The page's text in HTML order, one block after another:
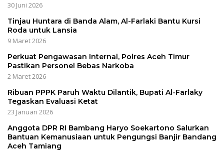
30 Juni 2026
Tinjau Huntara di Banda Alam, Al-Farlaki Bantu Kursi
Roda untuk Lansia
9 Maret 2026
Perkuat Pengawasan Internal, Polres Aceh Timur
Pastikan Personel Bebas Narkoba
2 Maret 2026
Ribuan PPPK Paruh Waktu Dilantik, Bupati Al-Farlaky
Tegaskan Evaluasi Ketat
23 Januari 2026
Anggota DPR RI Bambang Haryo Soekartono Salurkan
Bantuan Kemanusiaan untuk Pengungsi Banjir Bandang
Aceh Tamiang